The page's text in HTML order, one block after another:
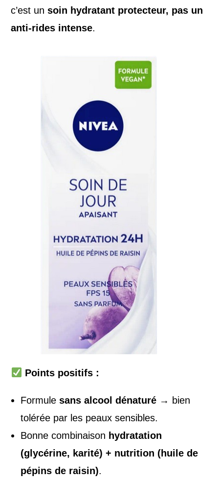
c’est unsoin hydratant protecteur, pas un
anti-rides intense.
Points positifs :
Formulesans alcool dénaturé → bien
tolérée par les peaux sensibles.
Bonne combinaison hydratation
(glycérine, karité) + nutrition (huile de
pépins de raisin).